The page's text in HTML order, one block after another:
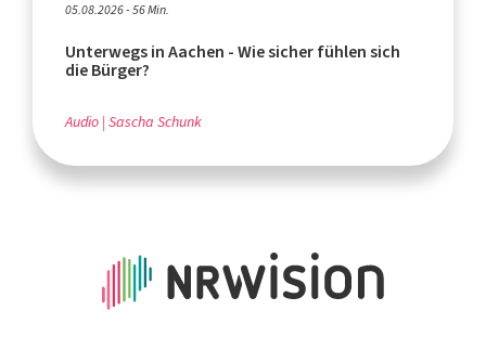
05.08.2026 - 56 Min.
Unterwegs in Aachen - Wie sicher fühlen sich
die Bürger?
Audio Sascha Schunk